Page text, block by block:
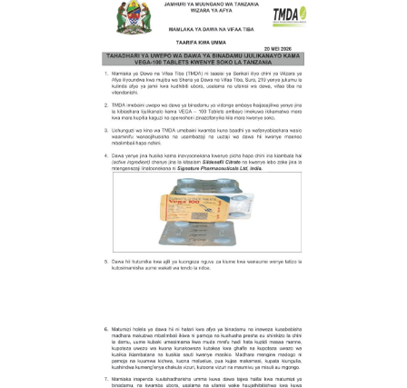
Vega-
100
Tablets
Yenye
Madhara
Kwa
Binadamu